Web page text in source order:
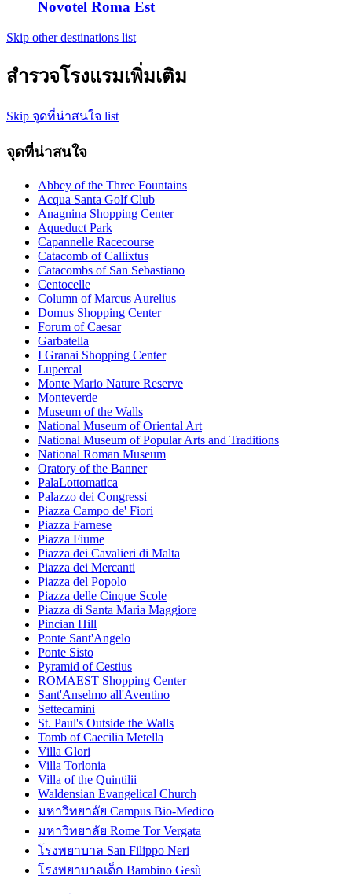
Novotel Roma Est
Skip other destinations list
สำรวจโรงแรมเพิ่มเติม
Skip จุดที่น่าสนใจ list
จุดที่น่าสนใจ
Abbey of the Three Fountains
Acqua Santa Golf Club
Anagnina Shopping Center
Aqueduct Park
Capannelle Racecourse
Catacomb of Callixtus
Catacombs of San Sebastiano
Centocelle
Column of Marcus Aurelius
Domus Shopping Center
Forum of Caesar
Garbatella
I Granai Shopping Center
Lupercal
Monte Mario Nature Reserve
Monteverde
Museum of the Walls
National Museum of Oriental Art
National Museum of Popular Arts and Traditions
National Roman Museum
Oratory of the Banner
PalaLottomatica
Palazzo dei Congressi
Piazza Campo de' Fiori
Piazza Farnese
Piazza Fiume
Piazza dei Cavalieri di Malta
Piazza dei Mercanti
Piazza del Popolo
Piazza delle Cinque Scole
Piazza di Santa Maria Maggiore
Pincian Hill
Ponte Sant'Angelo
Ponte Sisto
Pyramid of Cestius
ROMAEST Shopping Center
Sant'Anselmo all'Aventino
Settecamini
St. Paul's Outside the Walls
Tomb of Caecilia Metella
Villa Glori
Villa Torlonia
Villa of the Quintilii
Waldensian Evangelical Church
มหาวิทยาลัย Campus Bio-Medico
มหาวิทยาลัย Rome Tor Vergata
โรงพยาบาล San Filippo Neri
โรงพยาบาลเด็ก Bambino Gesù